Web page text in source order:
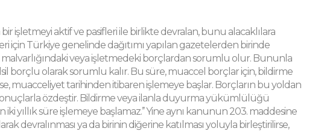
işletmeyi aktif ve pasifleri ile birlikte devralan, bunu alacaklılara
için Türkiye genelinde dağıtımı yapılan gazetelerden birinde
veya işletmedeki borçlardan sorumlu olur. Bununla
borçlu olarak sorumlu kalır. Bu süre, muaccel borçlar için, bildirme
muacceliyet tarihinden itibaren işlemeye başlar. Borçların bu yoldan
özdeştir. Bildirme veya ilanla duyurma yükümlülüğü
yıllık süre işlemeye başlamaz.’’ Yine aynı kanunun 203. maddesine
devralınması ya da birinin diğerine katılması yoluyla birleştirilirse,